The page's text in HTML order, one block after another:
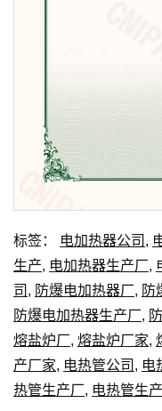
标签： 电加热器公司 ,
生产, 电加热器生产厂,
司 , 防爆电加热器厂, 防
防爆电加热器生产厂,
熔盐炉厂, 熔盐炉厂家,
产厂家, 电热管公司 , 电
热管生产厂, 电热管生